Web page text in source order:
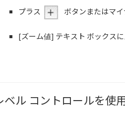
プラス ボタンまたはマイ
[ズーム値] テキスト ボックス
ベル コントロールを使